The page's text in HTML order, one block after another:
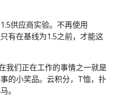
供应商实验。不再使用
有在基线为1.5之前，才能这
我们正在工作的事情之一就是
的小奖品。云积分，T恤，扑
。